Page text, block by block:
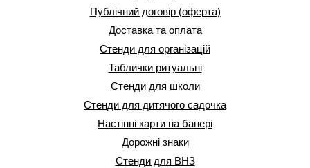
Публічний договір (оферта)
Доставка та оплата
Стенди для організацій
Таблички ритуальні
Стенди для школи
Стенди для дитячого садочка
Настінні карти на банері
Дорожні знаки
Стенди для ВНЗ